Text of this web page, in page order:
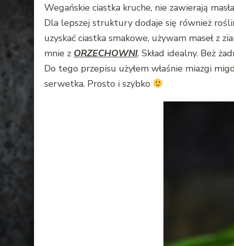
Wegańskie ciastka kruche, nie zawierają
Dla lepszej struktury dodaje się również
uzyskać ciastka smakowe, używam maseł z
mnie z ORZECHOWNI. Skład idealny. Beż
Do tego przepisu użyłem właśnie miazgi
serwetka. Prosto i szybko